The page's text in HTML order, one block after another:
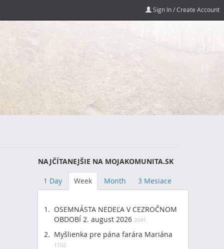
Sign In / Create Account
NAJČÍTANEJŠIE NA MOJAKOMUNITA.SK
1 Day Week Month 3 Mesiace
OSEMNÁSTA NEDEĽA V CEZROČNOM
OBDOBÍ 2. august 2026 2041
Myšlienka pre pána farára Mariána
1102